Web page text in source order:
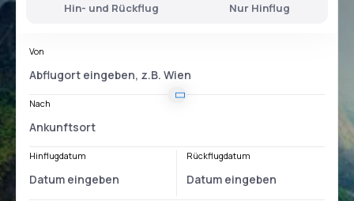
Hin- und Rückflug Nur Hinflug
Von
Nach
Hinflugdatum Rückflugdatum